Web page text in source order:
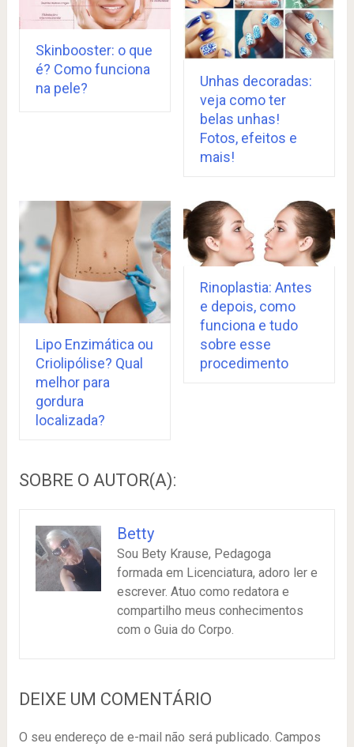
Skinbooster: o que
é? Como funciona
na pele?
Unhas decoradas:
veja como ter
belas unhas!
Fotos, efeitos e
mais!
Lipo Enzimática ou
Criolipólise? Qual
melhor para
gordura
localizada?
Rinoplastia: Antes
e depois, como
funciona e tudo
sobre esse
procedimento
SOBRE O AUTOR(A):
Betty
Sou Bety Krause, Pedagoga
formada em Licenciatura, adoro ler e
escrever. Atuo como redatora e
compartilho meus conhecimentos
com o Guia do Corpo.
DEIXE UM COMENTÁRIO
O seu endereço de e-mail não será publicado. Campos